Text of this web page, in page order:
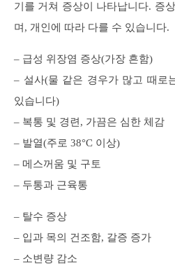
기를 거쳐 증상이 나타납니다. 증
며, 개인에 따라 다를 수 있습니다.
– 급성 위장염 증상(가장 흔함)
– 설사(물 같은 경우가 많고 때로
있습니다)
– 복통 및 경련, 가끔은 심한 체감
– 발열(주로 38°C 이상)
– 메스꺼움 및 구토
– 두통과 근육통
– 탈수 증상
– 입과 목의 건조함, 갈증 증가
– 소변량 감소